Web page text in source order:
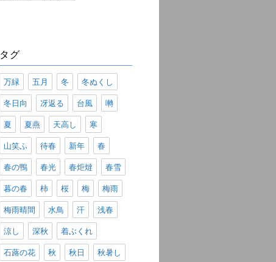
タグ
万緑 五月 冬 冬ぬくし
冬日向 冴返る 台風 囀
夏 夏燕 天高し 寒
山笑ふ 待春 新年 春
春の鴨 春光 春炬燵 春雪
暮の春 柿 桜 梅 梅雨
梅雨晴間 水鳥 汗 浅春
涼し 深秋 着ぶくれ
石蕗の花 秋 秋日 秋暑し